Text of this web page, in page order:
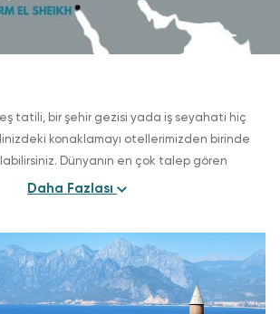
tatili, bir şehir gezisi yada iş seyahati hiç
konaklamayı otellerimizden birinde
Dünyanın en çok talep gören
Antalya, İstanbul, Bodrum, Berlin ve şimdi
altın sarısı kumsallarından, Şarm El-Şeyh'in
zenginliklerine, İstanbul'un görkemli tarihi
Berlin'e uzanan otel portföyümüz,
Daha Fazlası